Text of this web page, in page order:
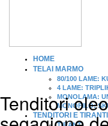
HOME
TELAI MARMO
80/100 LAME:
4 LAME:
MONOLAMA:
MONOFILO:
TENDITORI E TIRANTI
Tenditori